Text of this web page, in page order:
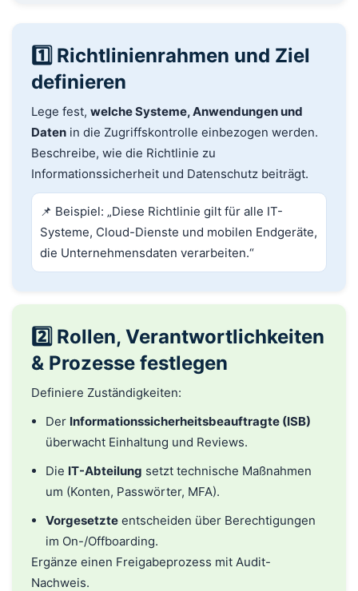
1️⃣ Richtlinienrahmen und Ziel
definieren
Lege fest, welche Systeme, Anwendungen und
Daten in die Zugriffskontrolle einbezogen werden.
Beschreibe, wie die Richtlinie zu
Informationssicherheit und Datenschutz beiträgt.
📌 Beispiel: „Diese Richtlinie gilt für alle IT-
Systeme, Cloud-Dienste und mobilen Endgeräte,
die Unternehmensdaten verarbeiten.“
2️⃣ Rollen, Verantwortlichkeiten
& Prozesse festlegen
Definiere Zuständigkeiten:
Der Informationssicherheitsbeauftragte (ISB)
überwacht Einhaltung und Reviews.
Die IT-Abteilung setzt technische Maßnahmen
um (Konten, Passwörter, MFA).
Vorgesetzte entscheiden über Berechtigungen
im On-/Offboarding.
Ergänze einen Freigabeprozess mit Audit-
Nachweis.